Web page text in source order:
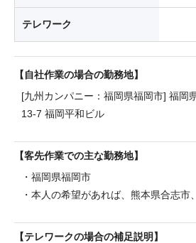
テレワーク
自社作業の場合の勤務地
[九州カンパニー：福岡県福岡市] 福岡
13-7 福岡平和ビル
客先作業での主な勤務地
・福岡県福岡市
・本人の希望があれば、熊本県合志市
テレワークの場合の補足説明